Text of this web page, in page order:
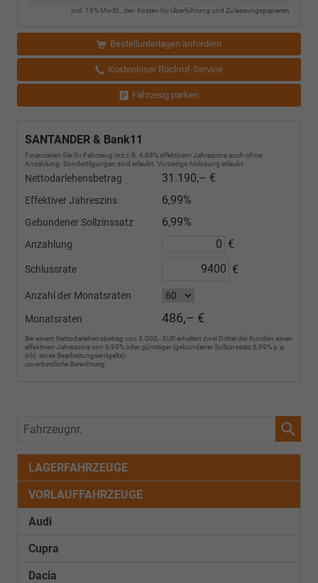
incl. 19% MwSt., den Kosten für Überführung und Zulassungspapieren
Bestellunterlagen anfordern
Kostenloser Rückruf-Service
Fahrzeug parken
SANTANDER & Bank11
Finanzieren Sie Ihr Fahrzeug mit z.B. 6,99% effektivem Jahreszins auch ohne
Anzahlung. Sondertilgungen sind erlaubt. Vorzeitige Ablösung erlaubt.
Nettodarlehensbetrag 31.190,– €
Effektiver Jahreszins 6,99%
Gebundener Sollzinssatz 6,99%
Anzahlung €
Schlussrate €
Anzahl der Monatsraten
Monatsraten 486,– €
Bei einem Nettodarlehensbetrag von 5.000,- EUR erhalten zwei Drittel der Kunden einen
effektiven Jahreszins von 6,99% oder günstiger (gebundener Sollzinssatz 6,99% p.a.
inkl. eines Bearbeitungsentgelts).
unverbindliche Berechnung
Fahrzeugnr.
LAGERFAHRZEUGE
VORLAUFFAHRZEUGE
Audi
Cupra
Dacia